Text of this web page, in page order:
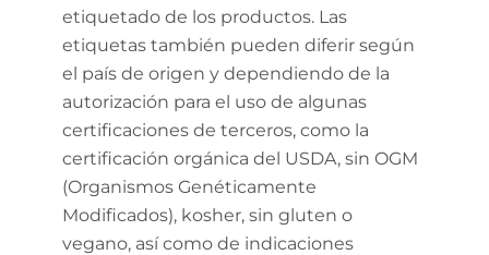
etiquetado de los productos. Las
etiquetas también pueden diferir según
el país de origen y dependiendo de la
autorización para el uso de algunas
certificaciones de terceros, como la
certificación orgánica del USDA, sin OGM
(Organismos Genéticamente
Modificados), kosher, sin gluten o
vegano, así como de indicaciones